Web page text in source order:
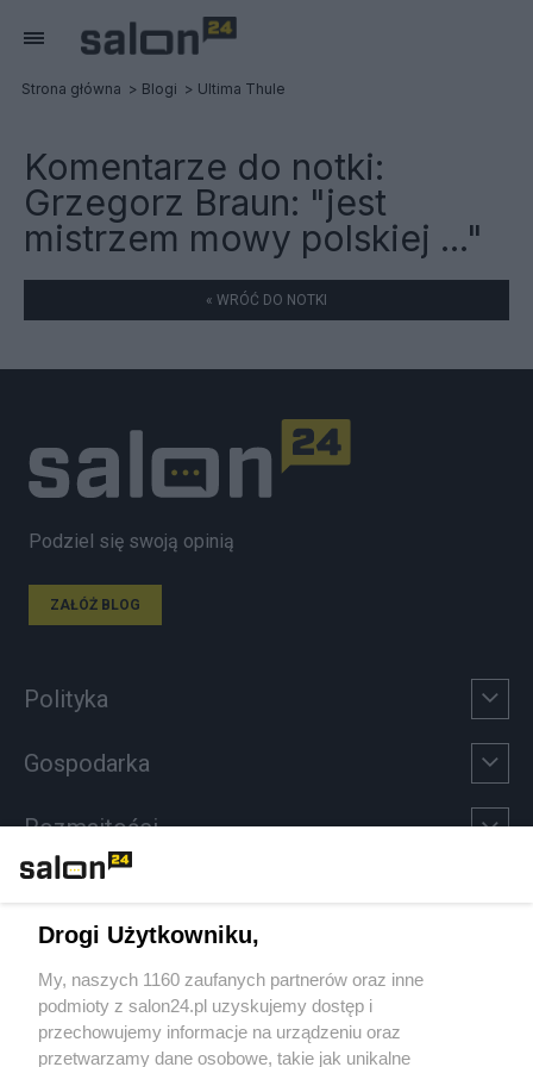
Strona główna Blogi Ultima Thule
Komentarze do notki:
Grzegorz Braun: "jest
mistrzem mowy polskiej ..."
« WRÓĆ DO NOTKI
Podziel się swoją opinią
ZAŁÓŻ BLOG
Polityka
Gospodarka
Rozmaitości
Sport
Społeczeństwo
Drogi Użytkowniku,
My, naszych 1160 zaufanych partnerów oraz inne
podmioty z salon24.pl uzyskujemy dostęp i
przechowujemy informacje na urządzeniu oraz
przetwarzamy dane osobowe, takie jak unikalne